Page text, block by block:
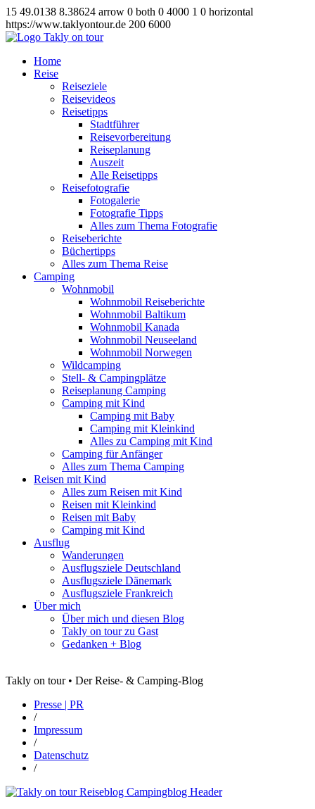
15 49.0138 8.38624 arrow 0 both 0 4000 1 0 horizontal
https://www.taklyontour.de 200 6000
Home
Reise
Reiseziele
Reisevideos
Reisetipps
Stadtführer
Reisevorbereitung
Reiseplanung
Auszeit
Alle Reisetipps
Reisefotografie
Fotogalerie
Fotografie Tipps
Alles zum Thema Fotografie
Reiseberichte
Büchertipps
Alles zum Thema Reise
Camping
Wohnmobil
Wohnmobil Reiseberichte
Wohnmobil Baltikum
Wohnmobil Kanada
Wohnmobil Neuseeland
Wohnmobil Norwegen
Wildcamping
Stell- & Campingplätze
Reiseplanung Camping
Camping mit Kind
Camping mit Baby
Camping mit Kleinkind
Alles zu Camping mit Kind
Camping für Anfänger
Alles zum Thema Camping
Reisen mit Kind
Alles zum Reisen mit Kind
Reisen mit Kleinkind
Reisen mit Baby
Camping mit Kind
Ausflug
Wanderungen
Ausflugsziele Deutschland
Ausflugsziele Dänemark
Ausflugsziele Frankreich
Über mich
Über mich und diesen Blog
Takly on tour zu Gast
Gedanken + Blog
Takly on tour • Der Reise- & Camping-Blog
Presse | PR
/
Impressum
/
Datenschutz
/